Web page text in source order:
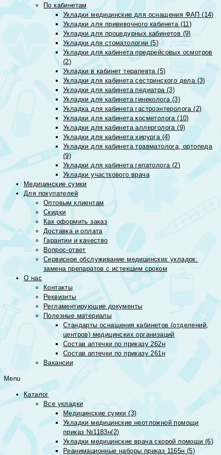
По кабинетам
Укладки медицинские для оснащения ФАП (14)
Укладки для прививочного кабинета (11)
Укладки для процедурных кабинетов (9)
Укладки для стоматологии (5)
Укладки для кабинета предрейсовых осмотров
(2)
Укладки в кабинет терапевта (5)
Укладки для кабинета сестринского дела (3)
Укладки для кабинета педиатра (3)
Укладки для кабинета гинеколога (3)
Укладка для кабинета гастроэнтеролога (2)
Укладки для кабинета косметолога (10)
Укладки для кабинета аллерголога (9)
Укладки для кабинета хирурга (4)
Укладки для кабинета травматолога, ортопеда
(9)
Укладки для кабинета гепатолога (2)
Укладки участкового врача
Медицинские сумки
Для покупателей
Оптовым клиентам
Скидки
Как оформить заказ
Доставка и оплата
Гарантии и качество
Вопрос-ответ
Сервисное обслуживание медицинских укладок:
замена препаратов с истекшим сроком
О нас
Контакты
Реквизиты
Регламентирующие документы
Полезные материалы
Стандарты оснащения кабинетов (отделений,
центров) медицинских организаций
Состав аптечки по приказу 262н
Состав аптечки по приказу 261н
Вакансии
Menu
Каталог
Все укладки
Медицинские сумки (3)
Укладки медицинские неотложной помощи
приказ №1183н(2)
Укладки медицинские врача скорой помощи (6)
Реанимационные наборы приказ 1165н (5)